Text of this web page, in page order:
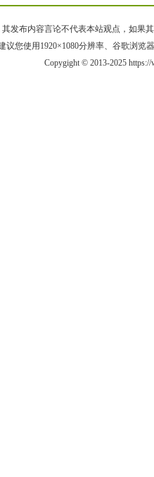
发布内容言论不代表本站观点，如果
议您使用1920×1080分辨率、谷歌浏览
Copygight © 2013-2025